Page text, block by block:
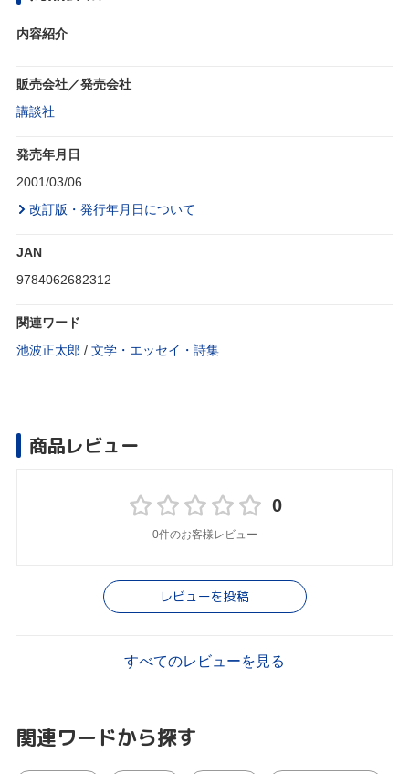
内容紹介
販売会社／発売会社
講談社
発売年月日
2001/03/06
改訂版・発行年月日について
JAN
9784062682312
関連ワード
池波正太郎 / 文学・エッセイ・詩集
商品レビュー
0
0件のお客様レビュー
レビューを投稿
すべてのレビューを見る
関連ワードから探す